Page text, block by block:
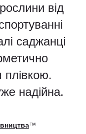
від
саджанці
плівкою.
надійна.
™